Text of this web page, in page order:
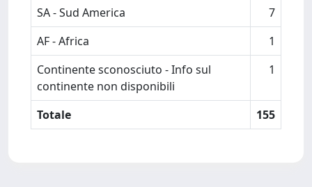
SA - Sud America
7
AF - Africa
1
Continente sconosciuto - Info sul
continente non disponibili
1
Totale 155